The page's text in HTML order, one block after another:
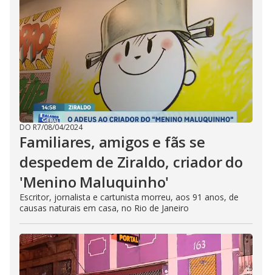
DO R7/08/04/2024
Familiares, amigos e fãs se
despedem de Ziraldo, criador do
'Menino Maluquinho'
Escritor, jornalista e cartunista morreu, aos 91 anos, de
causas naturais em casa, no Rio de Janeiro